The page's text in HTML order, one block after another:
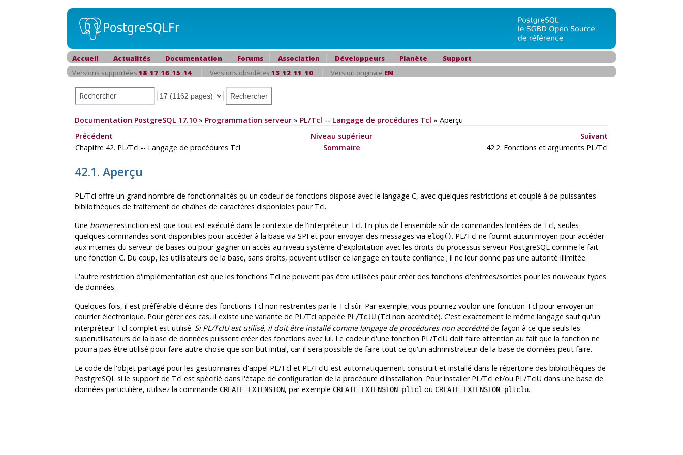
Accueil Actualités Documentation Forums Association Développeurs Planète
Support
Versions supportées 18 17 16 15 14 Versions obsolètes 13 12 11 10 Version originale EN
Documentation PostgreSQL 17.10 » Programmation serveur » PL/Tcl -- Langage de procédures Tcl » Aperçu
Précédent
Niveau supérieur
Suivant
Chapitre 42. PL/Tcl -- Langage de procédures Tcl
Sommaire 42.2. Fonctions et arguments PL/Tcl
42.1. Aperçu
PL/Tcl offre un grand nombre de fonctionnalités qu'un codeur de fonctions dispose avec le langage C, avec quelques restrictions et couplé à de puissantes
bibliothèques de traitement de chaînes de caractères disponibles pour Tcl.
Une bonnerestriction est que tout est exécuté dans le contexte de l'interpréteur Tcl. En plus de l'ensemble sûr de commandes limitées de Tcl, seules
quelques commandes sont disponibles pour accéder à la base via SPI et pour envoyer des messages via elog(). PL/Tcl ne fournit aucun moyen pour accéder
aux internes du serveur de bases ou pour gagner un accès au niveau système d'exploitation avec les droits du processus serveur PostgreSQL comme le fait
une fonction C. Du coup, les utilisateurs de la base, sans droits, peuvent utiliser ce langage en toute confiance ; il ne leur donne pas une autorité illimitée.
L'autre restriction d'implémentation est que les fonctions Tcl ne peuvent pas être utilisées pour créer des fonctions d'entrées/sorties pour les nouveaux types
de données.
Quelques fois, il est préférable d'écrire des fonctions Tcl non restreintes par le Tcl sûr. Par exemple, vous pourriez vouloir une fonction Tcl pour envoyer un
courrier électronique. Pour gérer ces cas, il existe une variante de PL/Tcl appelée PL/TclU (Tcl non accrédité). C'est exactement le même langage sauf qu'un
interpréteur Tcl complet est utilisé. Si PL/TclUest utilisé, il doit être installé comme langage de procédures non accréditéde façon à ce que seuls les
superutilisateurs de la base de données puissent créer des fonctions avec lui. Le codeur d'une fonction PL/TclU doit faire attention au fait que la fonction ne
pourra pas être utilisé pour faire autre chose que son but initial, car il sera possible de faire tout ce qu'un administrateur de la base de données peut faire.
Le code de l'objet partagé pour les gestionnaires d'appel PL/Tcl et PL/TclU est automatiquement construit et installé dans le répertoire des bibliothèques de
PostgreSQL si le support de Tcl est spécifié dans l'étape de configuration de la procédure d'installation. Pour installer PL/Tcl et/ou PL/TclU dans une base de
données particulière, utilisez la commande CREATE EXTENSION, par exemple CREATE EXTENSION pltcl ou CREATE EXTENSION pltclu.